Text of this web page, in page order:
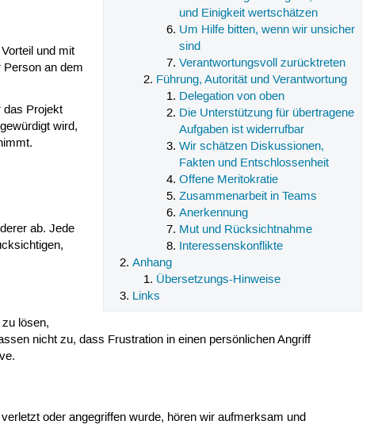
und Einigkeit wertschätzen
Um Hilfe bitten, wenn wir unsicher
sind
Verantwortungsvoll zurücktreten
Führung, Autorität und Verantwortung
Delegation von oben
Die Unterstützung für übertragene
Aufgaben ist widerrufbar
Wir schätzen Diskussionen,
Fakten und Entschlossenheit
Offene Meritokratie
Zusammenarbeit in Teams
Anerkennung
Mut und Rücksichtnahme
Interessenskonflikte
Anhang
Übersetzungs-Hinweise
Links
und mit
Person an dem
das Projekt
wird,
ab. Jede
lösen,
nicht zu, dass Frustration in einen persönlichen Angriff
oder angegriffen wurde, hören wir aufmerksam und